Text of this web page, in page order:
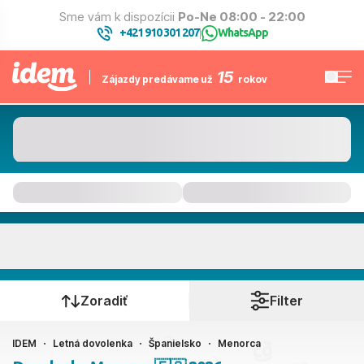
Sme vám k dispozícii Po-Ne 08:00 - 22:00
+421 910 301 207| WhatsApp
Zájazdy predávame už 15 rokov
Kedy cestujete?
Ako cestujete?
Zoradiť Filter
IDEM Letná dovolenka Španielsko Menorca